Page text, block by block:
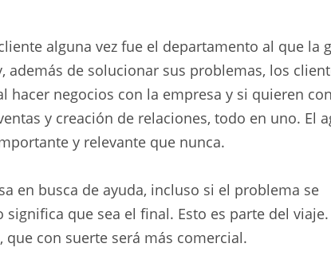
alguna vez fue el departamento al que la
además de solucionar sus problemas, los
hacer negocios con la empresa y si quieren
y creación de relaciones, todo en uno. El
y relevante que nunca.
en busca de ayuda, incluso si el problema se
que sea el final. Esto es parte del viaje.
con suerte será más comercial.